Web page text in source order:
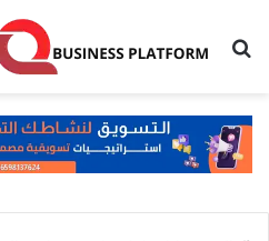
بحث عن